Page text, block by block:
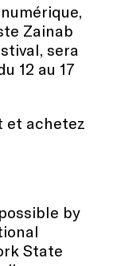
Zainab
sera
12 au 17
et achetez
by
State